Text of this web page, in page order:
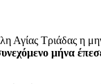
Αγίας Τριάδας η
μήνα